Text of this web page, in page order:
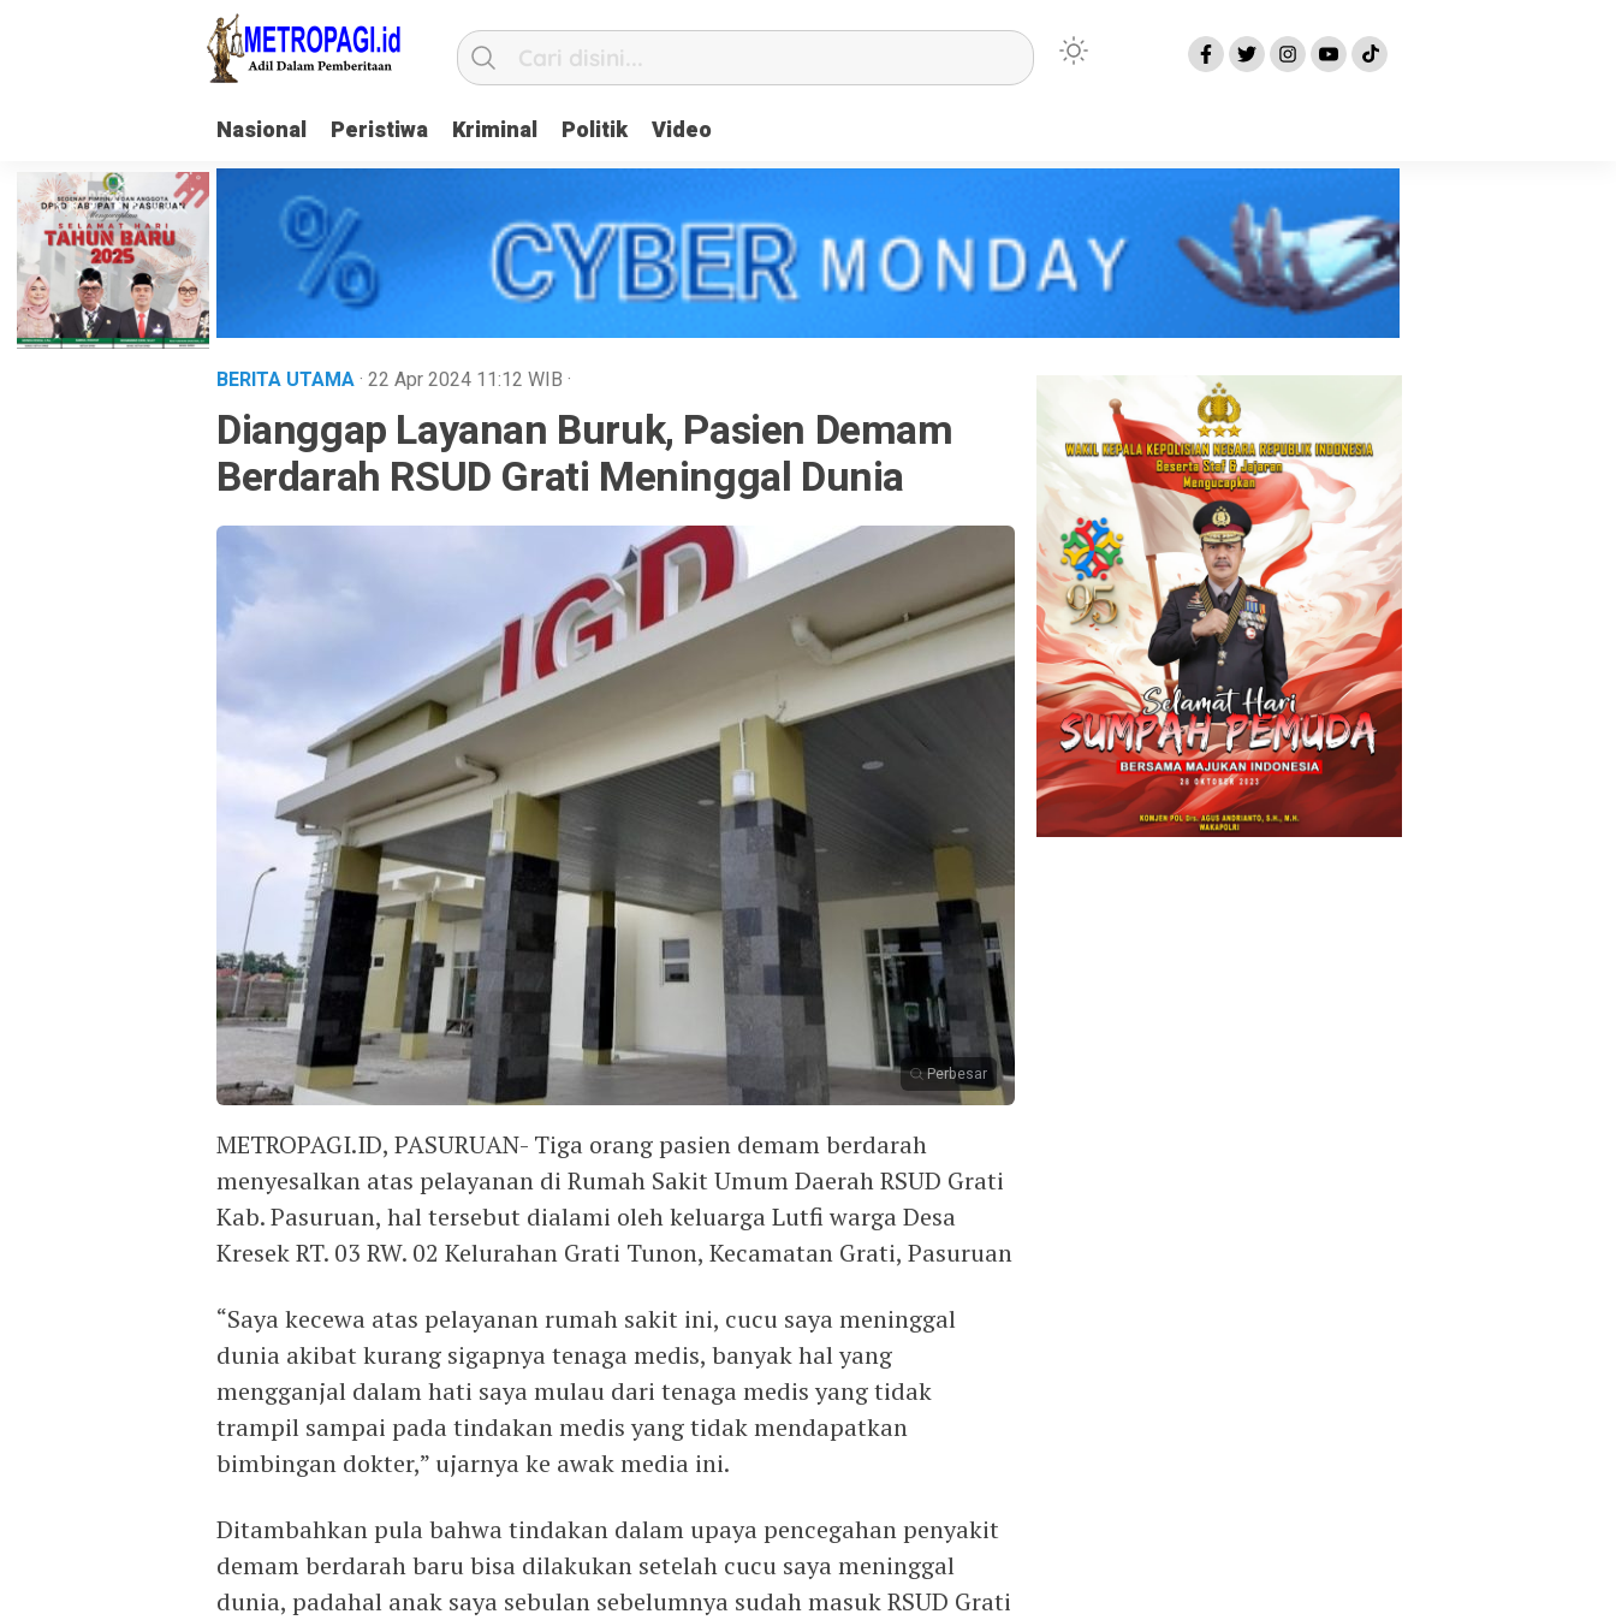
Nasional Peristiwa Kriminal Politik Video
BERITA UTAMA· 22 Apr 2024 11:12 WIB ·
Dianggap Layanan Buruk, Pasien Demam
Berdarah RSUD Grati Meninggal Dunia
Perbesar
METROPAGI.ID, PASURUAN- Tiga orang pasien demam berdarah
menyesalkan atas pelayanan di Rumah Sakit Umum Daerah RSUD Grati
Kab. Pasuruan, hal tersebut dialami oleh keluarga Lutfi warga Desa
Kresek RT. 03 RW. 02 Kelurahan Grati Tunon, Kecamatan Grati, Pasuruan
“Saya kecewa atas pelayanan rumah sakit ini, cucu saya meninggal
dunia akibat kurang sigapnya tenaga medis, banyak hal yang
mengganjal dalam hati saya mulau dari tenaga medis yang tidak
trampil sampai pada tindakan medis yang tidak mendapatkan
bimbingan dokter,” ujarnya ke awak media ini.
Ditambahkan pula bahwa tindakan dalam upaya pencegahan penyakit
demam berdarah baru bisa dilakukan setelah cucu saya meninggal
dunia, padahal anak saya sebulan sebelumnya sudah masuk RSUD Grati